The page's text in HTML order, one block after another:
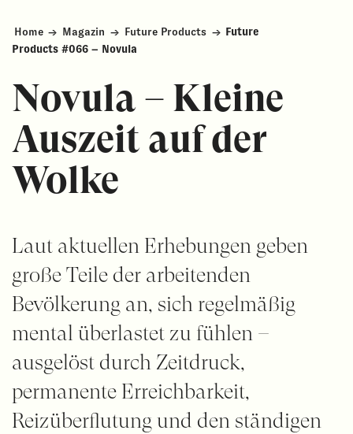
Home → Magazin → Future Products → Future
Products #066 – Novula
Novula – Kleine
Auszeit auf der
Wolke
Laut aktuellen Erhebungen geben
große Teile der arbeitenden
Bevölkerung an, sich regelmäßig
mental überlastet zu fühlen –
ausgelöst durch Zeitdruck,
permanente Erreichbarkeit,
Reizüberflutung und den ständigen